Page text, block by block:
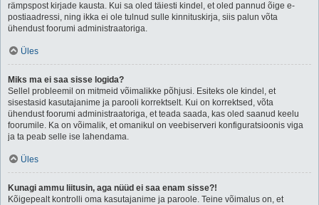
rämpspost kirjade kausta. Kui sa oled täiesti kindel, et oled pannud õige e-
postiaadressi, ning ikka ei ole tulnud sulle kinnituskirja, siis palun võta
ühendust foorumi administraatoriga.
Üles
Miks ma ei saa sisse logida?
Sellel probleemil on mitmeid võimalikke põhjusi. Esiteks ole kindel, et
sisestasid kasutajanime ja parooli korrektselt. Kui on korrektsed, võta
ühendust foorumi administraatoriga, et teada saada, kas oled saanud keelu
foorumile. Ka on võimalik, et omanikul on veebiserveri konfiguratsioonis viga
ja ta peab selle ise lahendama.
Üles
Kunagi ammu liitusin, aga nüüd ei saa enam sisse?!
Kõigepealt kontrolli oma kasutajanime ja paroole. Teine võimalus on, et